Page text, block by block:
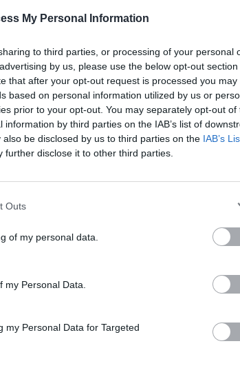
My Personal Information
to third parties, or processing of your personal
by us, please use the below opt-out section
that after your opt-out request is processed you may
based on personal information utilized by us or
prior to your opt-out. You may separately opt-out of
by third parties on the IAB’s list of
be disclosed by us to third parties on the IAB’s
further disclose it to other third parties.
Outs
of my personal data.
Personal Data.
my Personal Data for Targeted
de su extremo, son de color verde
con los tallos de color rosado.
de color blanco verdoso, crecen en
por que no tener valor ornamental.